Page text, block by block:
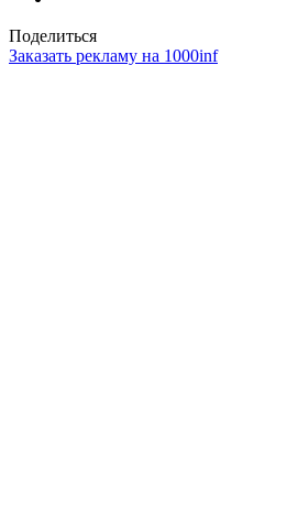
Поделиться
Заказать рекламу на 1000inf